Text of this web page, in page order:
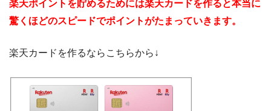
楽天ポイントを貯めるためには楽天カードを作ると本当に
驚くほどのスピードでポイントがたまっていきます。
楽天カードを作るならこちらから↓